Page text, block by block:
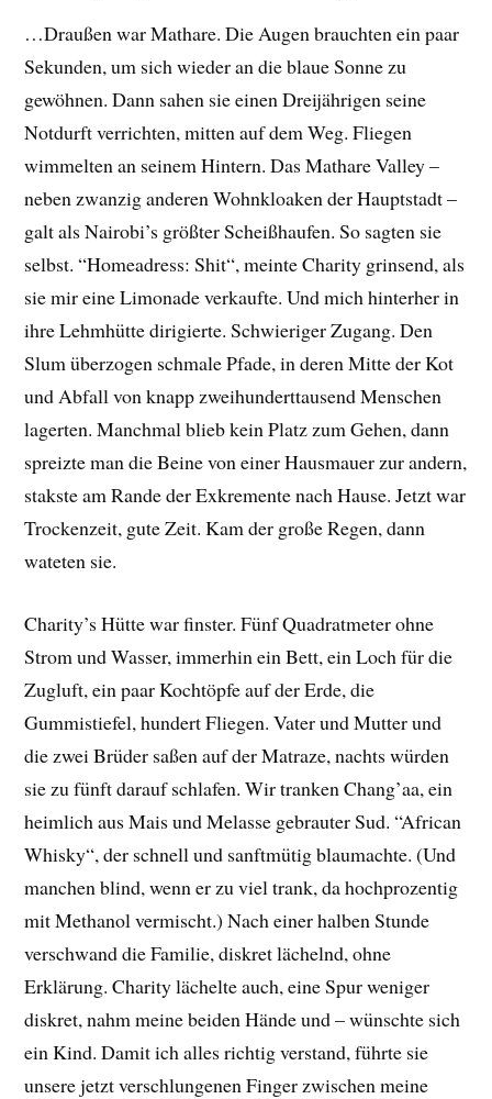
…Draußen war Mathare. Die Augen brauchten ein paar
Sekunden, um sich wieder an die blaue Sonne zu
gewöhnen. Dann sahen sie einen Dreijährigen seine
Notdurft verrichten, mitten auf dem Weg. Fliegen
wimmelten an seinem Hintern. Das Mathare Valley –
neben zwanzig anderen Wohnkloaken der Hauptstadt –
galt als Nairobi’s größter Scheißhaufen. So sagten sie
selbst. “Homeadress: Shit“, meinte Charity grinsend, als
sie mir eine Limonade verkaufte. Und mich hinterher in
ihre Lehmhütte dirigierte. Schwieriger Zugang. Den
Slum überzogen schmale Pfade, in deren Mitte der Kot
und Abfall von knapp zweihunderttausend Menschen
lagerten. Manchmal blieb kein Platz zum Gehen, dann
spreizte man die Beine von einer Hausmauer zur andern,
stakste am Rande der Exkremente nach Hause. Jetzt war
Trockenzeit, gute Zeit. Kam der große Regen, dann
wateten sie.
Charity’s Hütte war finster. Fünf Quadratmeter ohne
Strom und Wasser, immerhin ein Bett, ein Loch für die
Zugluft, ein paar Kochtöpfe auf der Erde, die
Gummistiefel, hundert Fliegen. Vater und Mutter und
die zwei Brüder saßen auf der Matraze, nachts würden
sie zu fünft darauf schlafen. Wir tranken Chang’aa, ein
heimlich aus Mais und Melasse gebrauter Sud. “African
Whisky“, der schnell und sanftmütig blaumachte. (Und
manchen blind, wenn er zu viel trank, da hochprozentig
mit Methanol vermischt.) Nach einer halben Stunde
verschwand die Familie, diskret lächelnd, ohne
Erklärung. Charity lächelte auch, eine Spur weniger
diskret, nahm meine beiden Hände und – wünschte sich
ein Kind. Damit ich alles richtig verstand, führte sie
unsere jetzt verschlungenen Finger zwischen meine